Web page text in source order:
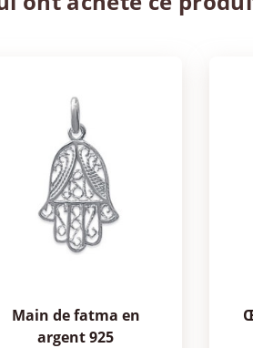
main de fatma en
argent 925
œil de